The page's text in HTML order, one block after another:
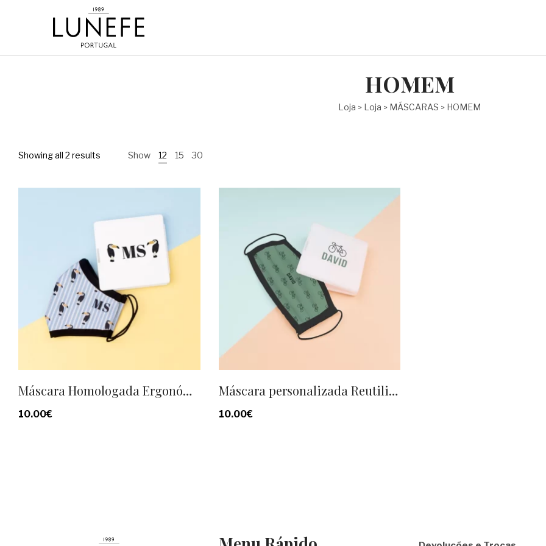
HOMEM
Loja > Loja > MÁSCARAS > HOMEM
Showing all 2 results Show 12 15 30
Máscara Homologada Ergonómica Adulto personalizada
10.00€
Máscara personalizada Reutilizável Homologada
10.00€